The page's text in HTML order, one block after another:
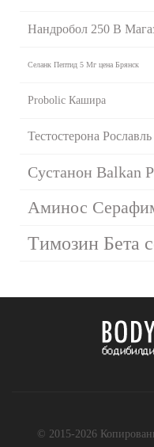
Нандробол 250 В
Селанк Пептид 5 Мг цена Брянск
Probolic Кашира
Тестостерона Рославль
Сустанон Balkan
Аминос
Tимозин Бета
© 2015-2026